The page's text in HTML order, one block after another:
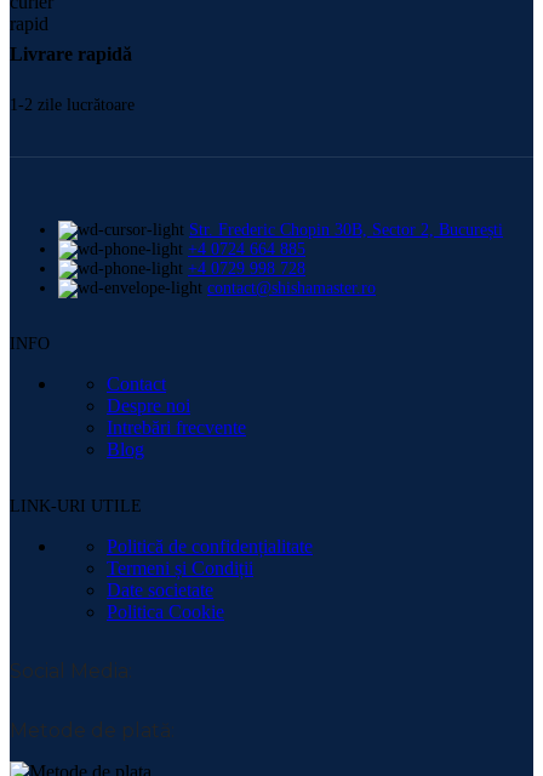
Livrare rapidă
1-2 zile lucrătoare
Str. Frederic Chopin 30B, Sector 2, București
+4 0724 664 885
+4 0729 998 728
contact@shishamaster.ro
INFO
Contact
Despre noi
Intrebări frecvente
Blog
LINK-URI UTILE
Politică de confidențialitate
Termeni și Condiții
Date societate
Politica Cookie
Social Media:
Metode de plată: